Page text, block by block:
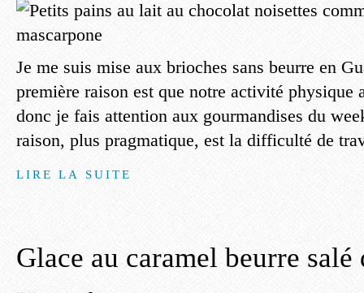
Je me suis mise aux brioches sans beurre en
première raison est que notre activité physique
donc je fais attention aux gourmandises du
raison, plus pragmatique, est la difficulté de
LIRE LA SUITE
Glace au caramel beurre salé